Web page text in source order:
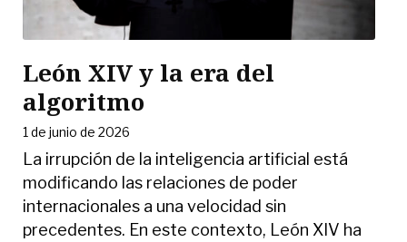
León XIV y la era del
algoritmo
1 de junio de 2026
La irrupción de la inteligencia artificial está
modificando las relaciones de poder
internacionales a una velocidad sin
precedentes. En este contexto, León XIV ha